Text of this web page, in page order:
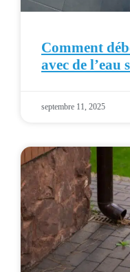
Comment
avec de l’eau
septembre 11, 2025